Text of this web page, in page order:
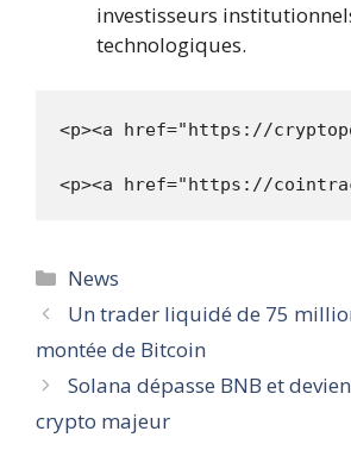
investisseurs
technologiques.
<p><a href="https://
Catégories
News
Un trader liquidé de 75
montée de Bitcoin
Solana dépasse BNB et
crypto majeur